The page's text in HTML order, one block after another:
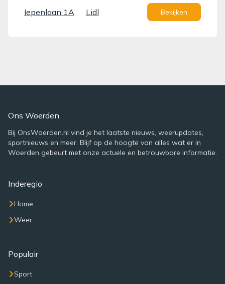
Iepenlaan 1A Lidl Bekijken
Ons Woerden
Bij OnsWoerden.nl vind je het laatste nieuws, weerupdates,
sportnieuws en meer. Blijf op de hoogte van alles wat er in
Woerden gebeurt met onze actuele en betrouwbare informatie.
Inderegio
Home
Weer
Populair
Sport